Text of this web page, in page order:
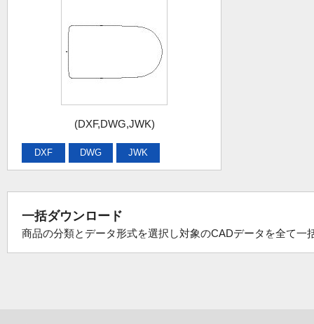
(DXF,DWG,JWK)
DXF DWG JWK
一括ダウンロード
商品の分類とデータ形式を選択し対象のCADデータを全て一